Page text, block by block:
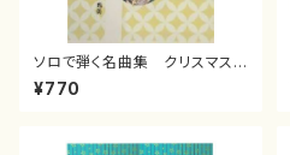
ソロで弾く名曲集 クリスマス・
イブ／恋人がサンタクロース(
箏独奏 /大平光美 編曲/楽
¥770